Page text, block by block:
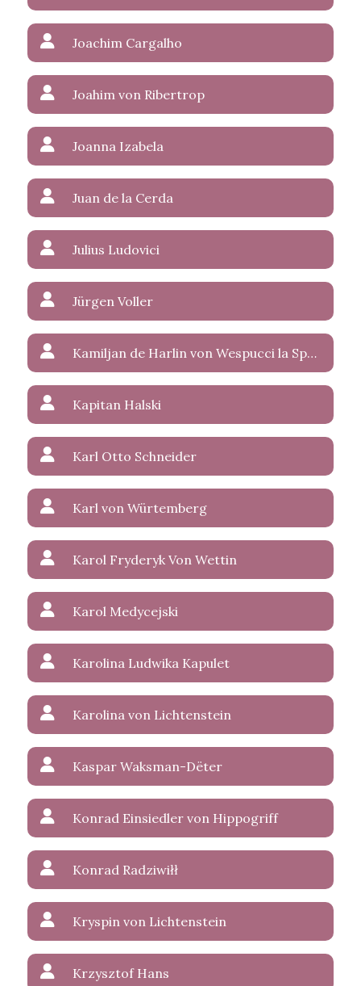
Joachim Cargalho
Joahim von Ribertrop
Joanna Izabela
Juan de la Cerda
Julius Ludovici
Jürgen Voller
Kamiljan de Harlin von Wespucci la Sparasan
Kapitan Halski
Karl Otto Schneider
Karl von Würtemberg
Karol Fryderyk Von Wettin
Karol Medycejski
Karolina Ludwika Kapulet
Karolina von Lichtenstein
Kaspar Waksman-Dëter
Konrad Einsiedler von Hippogriff
Konrad Radziwiłł
Kryspin von Lichtenstein
Krzysztof Hans